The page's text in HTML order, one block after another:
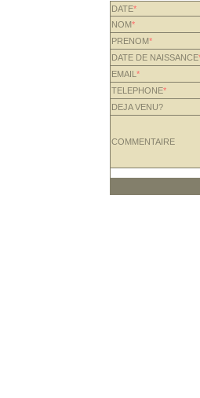
DATE*
NOM*
PRENOM*
DATE DE NAISSANCE
EMAIL *
TELEPHONE*
DEJA VENU?
COMMENTAIRE